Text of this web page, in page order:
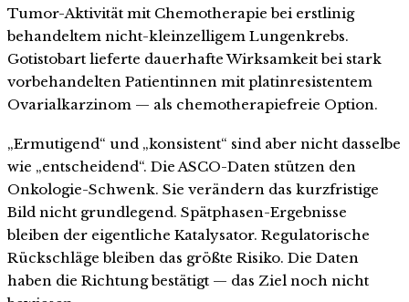
Tumor-Aktivität mit Chemotherapie bei erstlinig
behandeltem nicht-kleinzelligem Lungenkrebs.
Gotistobart lieferte dauerhafte Wirksamkeit bei stark
vorbehandelten Patientinnen mit platinresistentem
Ovarialkarzinom — als chemotherapiefreie Option.
„Ermutigend“ und „konsistent“ sind aber nicht dasselbe
wie „entscheidend“. Die ASCO-Daten stützen den
Onkologie-Schwenk. Sie verändern das kurzfristige
Bild nicht grundlegend. Spätphasen-Ergebnisse
bleiben der eigentliche Katalysator. Regulatorische
Rückschläge bleiben das größte Risiko. Die Daten
haben die Richtung bestätigt — das Ziel noch nicht